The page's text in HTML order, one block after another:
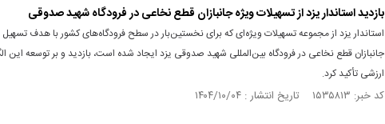
بازدید استاندار یزد از تسهیلات ویژه جانبازان قطع نخاعی در فرودگاه شهید صدوقی
استاندار یزد از مجموعه تسهیلات ویژه‌ای که برای نخستین‌بار در سطح فرودگاه‌های کشور با هدف
جانبازان قطع نخاعی در فرودگاه بین‌المللی شهید صدوقی یزد ایجاد شده است، بازدید و بر توسعه این
ارزشی تأکید کرد.
کد خبر: ۱۵۳۵۸۱۳ تاریخ انتشار : ۱۴۰۴/۱۰/۰۴